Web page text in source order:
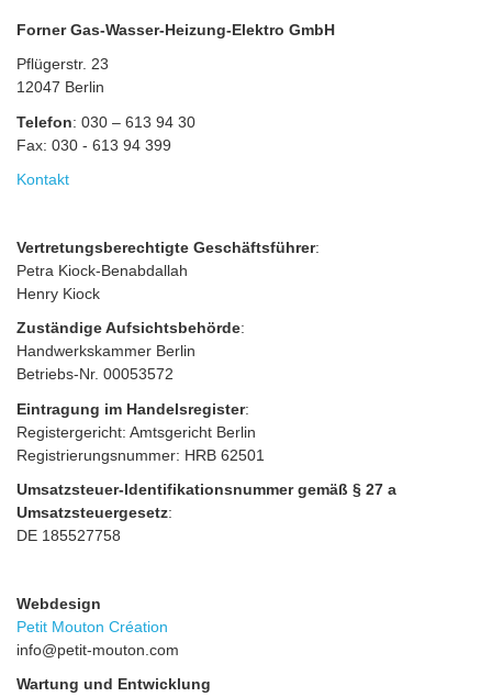
Forner Gas-Wasser-Heizung-Elektro GmbH
Pflügerstr. 23
12047 Berlin
Telefon: 030 – 613 94 30
Fax: 030 - 613 94 399
Kontakt
Vertretungsberechtigte Geschäftsführer:
Petra Kiock-Benabdallah
Henry Kiock
Zuständige Aufsichtsbehörde:
Handwerkskammer Berlin
Betriebs-Nr. 00053572
Eintragung im Handelsregister:
Registergericht: Amtsgericht Berlin
Registrierungsnummer: HRB 62501
Umsatzsteuer-Identifikationsnummer gemäß § 27 a
Umsatzsteuergesetz:
DE 185527758
Webdesign
Petit Mouton Création
info@petit-mouton.com
Wartung und Entwicklung